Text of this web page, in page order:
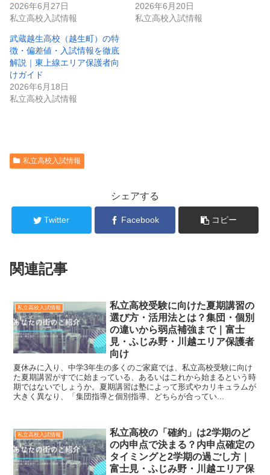
2026年6月27日
私立高校入試情報
2026年6月20日
私立高校入試情報
武蔵越生高校（越生町）の特
徴・偏差値・入試情報を徹底
解説｜東上線エリア保護者向
けガイド
2026年6月18日
私立高校入試情報
私立高校入試情報
シェアする
Twitter Facebook コピー
関連記事
私立高校入試情報
私立高校受験に向けた夏期講習の
選び方・活用法とは？集団・個別
の違いから弱点補強まで｜富士
見・ふじみ野・川越エリア保護者
向け
夏休みに入り、中学3年生の多くのご家庭では、私立高校受験に向け
た夏期講習がすでに始まっている、あるいはこれから始まるという時
期ではないでしょうか。夏期講習は塾によって形式やカリキュラムが
大きく異なり、「集団指導と個別指導、どちらが合ってい...
私立高校入試情報
私立高校の「確約」は2学期のど
の内申点で決まる？内申点確定の
タイミングと2学期の過ごし方｜
富士見・ふじみ野・川越エリア保